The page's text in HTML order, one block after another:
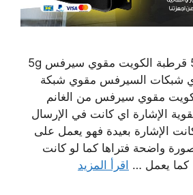
رقم مقوي شبكة 5g قرطبة الكويت مقوي سيرفس 5g
شبكات السيرفس مقوي شبكة
مقوي سيرفس من الغانم
الإشارة اي كانت في الإرسال
كانت الإشارة بعيدة فهو يعمل على
واضحة فتراها كما لو كانت
كما يعمل … اقرأ المزيد